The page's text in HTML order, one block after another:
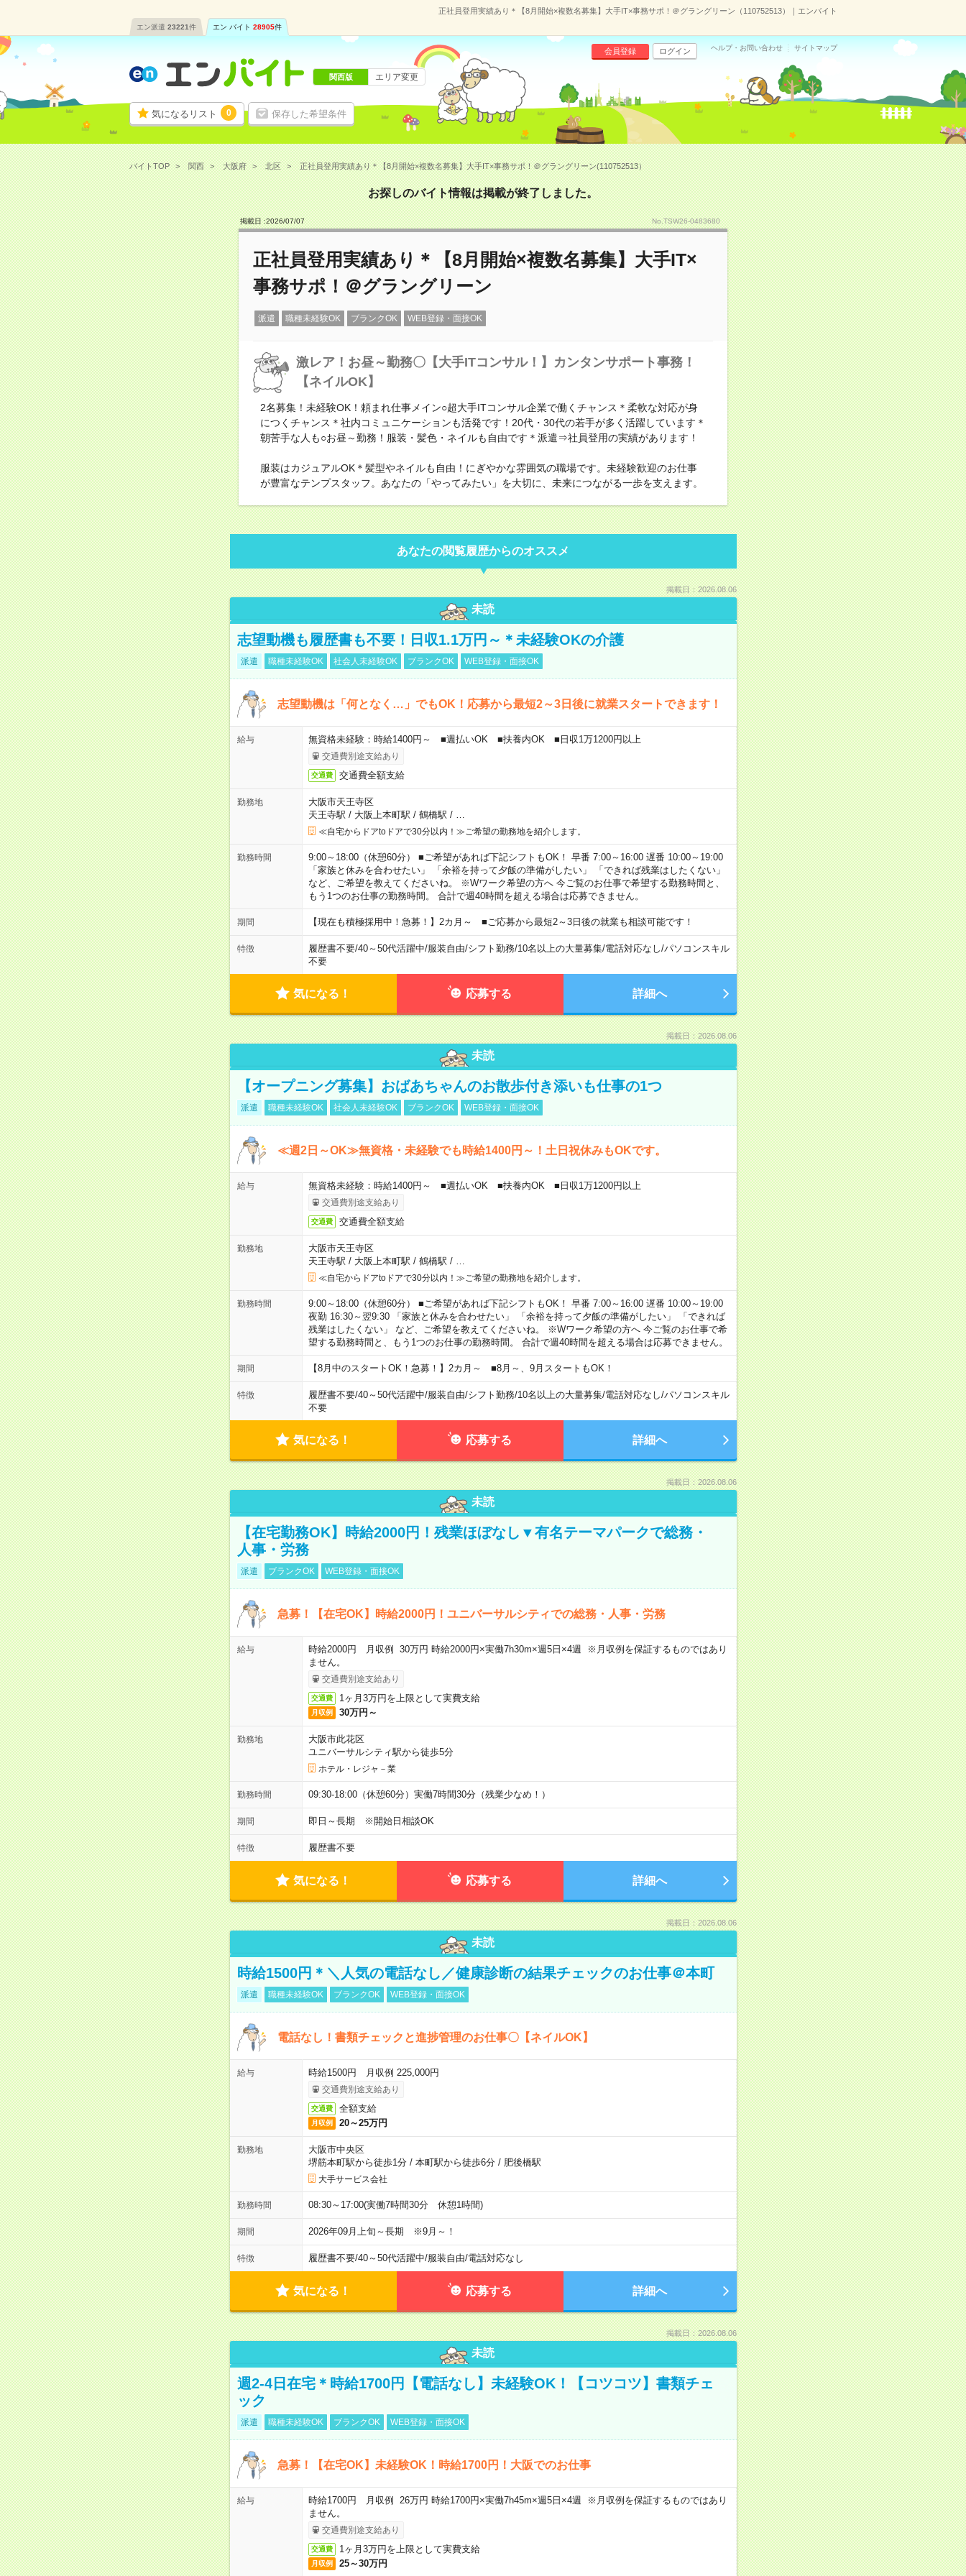
正社員登用実績あり＊【8月開始×複数名募集】大手IT×事務サポ！＠グラングリーン（110752513）｜エンバイト
エン派遣 23221件 エン バイト 28905件
気になるリスト 0 保存した希望条件
会員登録 ログイン ヘルプ・お問い合わせ サイトマップ
関西版 エリア変更
バイトTOP 関西 大阪府 北区 正社員登用実績あり＊【8月開始×複数名募集】大手IT×事務サポ！＠グラングリーン(110752513）
お探しのバイト情報は掲載が終了しました。
掲載日 :2026/07/07 No.TSW26-0483680
正社員登用実績あり＊【8月開始×複数名募集】大手IT×
事務サポ！＠グラングリーン
派遣 職種未経験OK ブランクOK WEB登録・面接OK
激レア！お昼～勤務〇【大手ITコンサル！】カンタンサポート事務！
【ネイルOK】
2名募集！未経験OK！頼まれ仕事メイン○超大手ITコンサル企業で働くチャンス＊柔軟な対応が身
につくチャンス＊社内コミュニケーションも活発です！20代・30代の若手が多く活躍しています＊
朝苦手な人も○お昼～勤務！服装・髪色・ネイルも自由です＊派遣⇒社員登用の実績があります！
服装はカジュアルOK＊髪型やネイルも自由！にぎやかな雰囲気の職場です。未経験歓迎のお仕事
が豊富なテンプスタッフ。あなたの「やってみたい」を大切に、未来につながる一歩を支えます。
あなたの閲覧履歴からのオススメ
掲載日：2026.08.06
未読
志望動機も履歴書も不要！日収1.1万円～＊未経験OKの介護
派遣 職種未経験OK 社会人未経験OK ブランクOK WEB登録・面接OK
志望動機は「何となく…」でもOK！応募から最短2～3日後に就業スタートできます！
給与 無資格未経験：時給1400円～ ■週払いOK ■扶養内OK ■日収1万1200円以上
交通費別途支給あり
交通費 交通費全額支給
勤務地
大阪市天王寺区
天王寺駅 / 大阪上本町駅 / 鶴橋駅 /
≪自宅からドアtoドアで30分以内！≫ご希望の勤務地を紹介します。
勤務時間
9:00～18:00（休憩60分） ■ご希望があれば下記シフトもOK！ 早番 7:00～16:00 遅番 10:00～19:00
「家族と休みを合わせたい」 「余裕を持って夕飯の準備がしたい」 「できれば残業はしたくない」
など、ご希望を教えてくださいね。 ※Wワーク希望の方へ 今ご覧のお仕事で希望する勤務時間と、
もう1つのお仕事の勤務時間。 合計で週40時間を超える場合は応募できません。
期間 【現在も積極採用中！急募！】2カ月～ ■ご応募から最短2～3日後の就業も相談可能です！
特徴 履歴書不要/40～50代活躍中/服装自由/シフト勤務/10名以上の大量募集/電話対応なし/パソコンスキル
不要
気になる！ 応募する 詳細へ
掲載日：2026.08.06
未読
【オープニング募集】おばあちゃんのお散歩付き添いも仕事の1つ
派遣 職種未経験OK 社会人未経験OK ブランクOK WEB登録・面接OK
≪週2日～OK≫無資格・未経験でも時給1400円～！土日祝休みもOKです。
給与 無資格未経験：時給1400円～ ■週払いOK ■扶養内OK ■日収1万1200円以上
交通費別途支給あり
交通費 交通費全額支給
勤務地
大阪市天王寺区
天王寺駅 / 大阪上本町駅 / 鶴橋駅 /
≪自宅からドアtoドアで30分以内！≫ご希望の勤務地を紹介します。
勤務時間
9:00～18:00（休憩60分） ■ご希望があれば下記シフトもOK！ 早番 7:00～16:00 遅番 10:00～19:00
夜勤 16:30～翌9:30 「家族と休みを合わせたい」 「余裕を持って夕飯の準備がしたい」 「できれば
残業はしたくない」 など、ご希望を教えてくださいね。 ※Wワーク希望の方へ 今ご覧のお仕事で希
望する勤務時間と、もう1つのお仕事の勤務時間。 合計で週40時間を超える場合は応募できません。
期間 【8月中のスタートOK！急募！】2カ月～ ■8月～、9月スタートもOK！
特徴 履歴書不要/40～50代活躍中/服装自由/シフト勤務/10名以上の大量募集/電話対応なし/パソコンスキル
不要
気になる！ 応募する 詳細へ
掲載日：2026.08.06
未読
【在宅勤務OK】時給2000円！残業ほぼなし▼有名テーマパークで総務・
人事・労務
派遣 ブランクOK WEB登録・面接OK
急募！【在宅OK】時給2000円！ユニバーサルシティでの総務・人事・労務
給与
時給2000円 月収例 30万円 時給2000円×実働7h30m×週5日×4週 ※月収例を保証するものではあり
ません。
交通費別途支給あり
交通費 1ヶ月3万円を上限として実費支給
月収例 30万円～
勤務地
大阪市此花区
ユニバーサルシティ駅から徒歩5分
ホテル・レジャ－業
勤務時間 09:30-18:00（休憩60分）実働7時間30分（残業少なめ！）
期間 即日～長期 ※開始日相談OK
特徴 履歴書不要
気になる！ 応募する 詳細へ
掲載日：2026.08.06
未読
時給1500円＊＼人気の電話なし／健康診断の結果チェックのお仕事＠本町
派遣 職種未経験OK ブランクOK WEB登録・面接OK
電話なし！書類チェックと進捗管理のお仕事〇【ネイルOK】
給与 時給1500円 月収例 225,000円
交通費別途支給あり
交通費 全額支給
月収例 20～25万円
勤務地
大阪市中央区
堺筋本町駅から徒歩1分/ 本町駅から徒歩6分/ 肥後橋駅
大手サービス会社
勤務時間 08:30～17:00(実働7時間30分 休憩1時間)
期間 2026年09月上旬～長期 ※9月～！
特徴 履歴書不要/40～50代活躍中/服装自由/電話対応なし
気になる！ 応募する 詳細へ
掲載日：2026.08.06
未読
週2-4日在宅＊時給1700円【電話なし】未経験OK！【コツコツ】書類チェ
ック
派遣 職種未経験OK ブランクOK WEB登録・面接OK
急募！【在宅OK】未経験OK！時給1700円！大阪でのお仕事
給与
時給1700円 月収例 26万円 時給1700円×実働7h45m×週5日×4週 ※月収例を保証するものではあり
ません。
交通費別途支給あり
交通費 1ヶ月3万円を上限として実費支給
月収例 25～30万円